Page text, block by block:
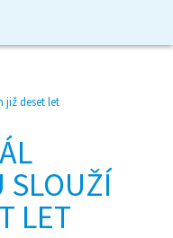
již deset let
SLOUŽÍ
LET